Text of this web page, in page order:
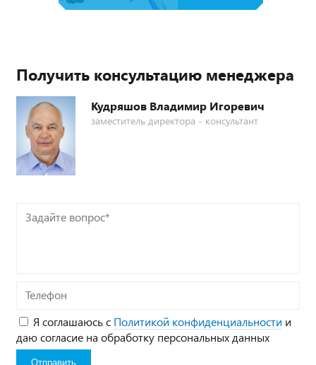
Получить консультацию менеджера
Кудряшов Владимир Игоревич
заместитель директора - консультант
Задайте
вопрос*
Телефон
Я соглашаюсь с Политикой конфиденциальности и
даю согласие на обработку персональных данных